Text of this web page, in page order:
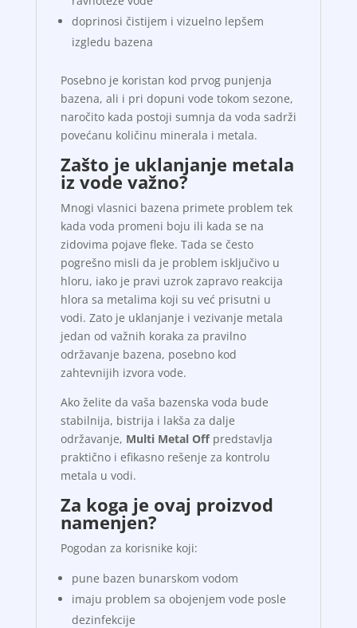
doprinosi čistijem i vizuelno lepšem
izgledu bazena
Posebno je koristan kod prvog punjenja
bazena, ali i pri dopuni vode tokom sezone,
naročito kada postoji sumnja da voda sadrži
povećanu količinu minerala i metala.
Zašto je uklanjanje metala
iz vode važno?
Mnogi vlasnici bazena primete problem tek
kada voda promeni boju ili kada se na
zidovima pojave fleke. Tada se često
pogrešno misli da je problem isključivo u
hloru, iako je pravi uzrok zapravo reakcija
hlora sa metalima koji su već prisutni u
vodi. Zato je uklanjanje i vezivanje metala
jedan od važnih koraka za pravilno
održavanje bazena, posebno kod
zahtevnijih izvora vode.
Ako želite da vaša bazenska voda bude
stabilnija, bistrija i lakša za dalje
održavanje, Multi Metal Offpredstavlja
praktično i efikasno rešenje za kontrolu
metala u vodi.
Za koga je ovaj proizvod
namenjen?
Pogodan za korisnike koji:
pune bazen bunarskom vodom
imaju problem sa obojenjem vode posle
dezinfekcije